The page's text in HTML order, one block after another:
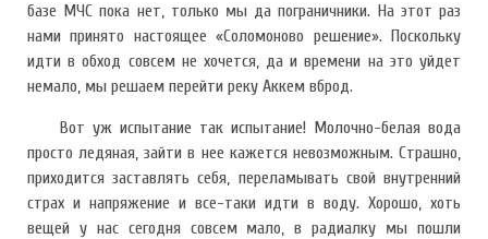
базе МЧС пока нет, только мы да пограничники. На этот раз
нами принято настоящее «Соломоново решение». Поскольку
идти в обход совсем не хочется, да и времени на это уйдет
немало, мы решаем перейти реку Аккем вброд.
Вот уж испытание так испытание! Молочно-белая вода
просто ледяная, зайти в нее кажется невозможным. Страшно,
приходится заставлять себя, переламывать свой внутренний
страх и напряжение и все-таки идти в воду. Хорошо, хоть
вещей у нас сегодня совсем мало, в радиалку мы пошли